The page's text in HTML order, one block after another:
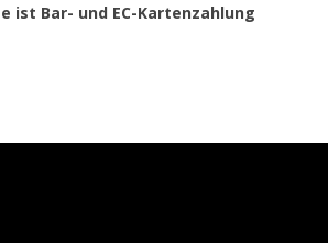
ist Bar- und EC-Kartenzahlung